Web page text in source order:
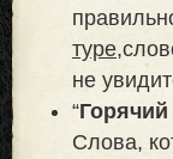
туре,
не
“Горячий
Слова,